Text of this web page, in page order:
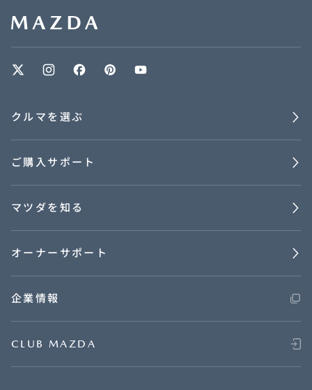
クルマを選ぶ
ご購入サポート
マツダを知る
オーナーサポート
企業情報
CLUB MAZDA